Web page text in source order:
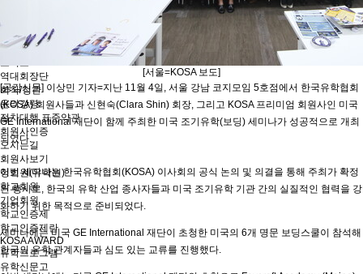
협회장 인사말
임원진소개
역대회장단
회칙/정관
윤리강령
절차대행 표준약관
회원사인증
오시는길
회원사보기
정회원(유학원)
학교회원
기업회원
학교인증제
학교인증제란
KOSA AWARD
유학프로그램
유학신문고
[서울=KOSA 보도]
[공감신문] 이상민 기자=지난 11월 4일, 서울 강남 코지모임 5호점에서 한국유학협회
(KOSA) 회원사들과 신현숙(Clara Shin) 회장, 그리고 KOSA 프리미엄 회원사인 미국
GE International 재단이 함께 주최한 미국 조기유학(보딩) 세미나가 성공적으로 개최
되었다.
이번 세미나는 한국유학협회(KOSA) 이사회의 공식 논의 및 의결을 통해 주최가 확정
된 행사로, 한국의 유학 산업 종사자들과 미국 조기유학 기관 간의 실질적인 협력을 강
화하기 위한 목적으로 준비되었다.
세미나에는 미국 GE International 재단이 초청한 미국의 6개 명문 보딩스쿨이 참석해
한국의 유학 관계자들과 심도 있는 교류를 진행했다.